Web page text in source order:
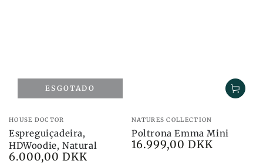
Marca:
HOUSE DOCTOR
Espreguiçadeira,
HDWoodie, Natural
Preço
6.000,00 DKK
ESGOTADO
Marca:
NATURES COLLECTION
Poltrona Emma Mini
Preço
16.999,00 DKK